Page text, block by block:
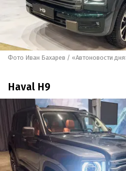
Фото Иван Бахарев / «Автоновости
Haval H9